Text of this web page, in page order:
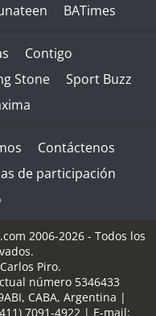
BATimes
Contigo
Stone
Sport Buzz
Contáctenos
de participación
2006-2026 - Todos los
Piro.
número 5346433
, CABA, Argentina |
7091-4922 | E-mail: